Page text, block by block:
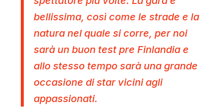
bellissima, così come le strade e la
natura nel quale si corre, per noi
sarà un buon test pre Finlandia e
allo stesso tempo sarà una grande
occasione di star vicini agli
appassionati.